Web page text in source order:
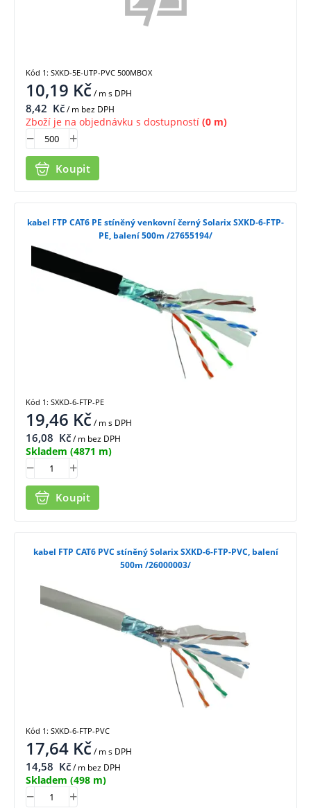
10,19 Kč/ ms DPH
8,42 Kč/ m bez DPH
Zboží je na objednávku s dostupností (0 m)
Koupit
Kód 1: SXKD-5E-UTP-PVC 500MBOX
kabel FTP CAT6 PE stíněný venkovní černý Solarix SXKD-6-FTP-
PE, balení 500m /27655194/
19,46 Kč/ ms DPH
16,08 Kč/ m bez DPH
Skladem (4871 m)
Koupit
Kód 1: SXKD-6-FTP-PE
kabel FTP CAT6 PVC stíněný Solarix SXKD-6-FTP-PVC, balení
500m /26000003/
17,64 Kč/ ms DPH
14,58 Kč/ m bez DPH
Skladem (498 m)
Kód 1: SXKD-6-FTP-PVC